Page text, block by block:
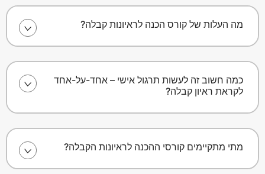
מה העלות של קורס הכנה לראיונות קבלה?
כמה חשוב זה לעשות תרגול אישי – אחד-על-אחד
לקראת ראיון קבלה?
מתי מתקיימים קורסי ההכנה לראיונות הקבלה?